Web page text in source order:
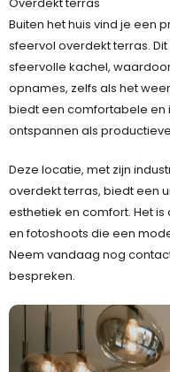
Buiten het huis vind je een
sfeervol overdekt terras.
sfeervolle kachel,
opnames, zelfs als het
biedt een comfortabele en
ontspannen als
Deze locatie, met zijn
overdekt terras, biedt een
esthetiek en comfort. Het
en fotoshoots die een
Neem vandaag nog
bespreken.